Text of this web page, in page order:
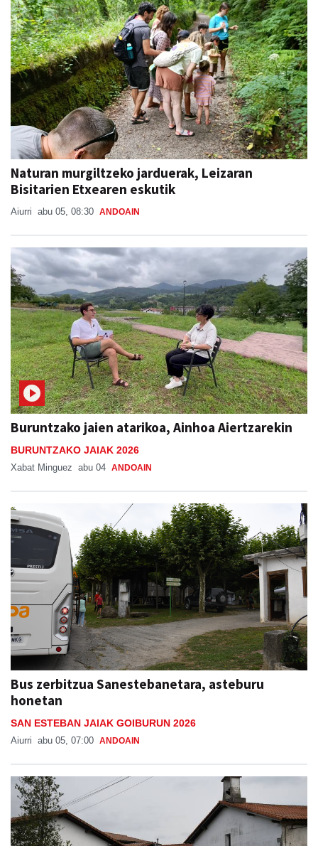
Naturan murgiltzeko jarduerak, Leizaran
Bisitarien Etxearen eskutik
Aiurri abu 05, 08:30 ANDOAIN
Buruntzako jaien atarikoa, Ainhoa Aiertzarekin
BURUNTZAKO JAIAK 2026
Xabat Minguez abu 04 ANDOAIN
Bus zerbitzua Sanestebanetara, asteburu
honetan
SAN ESTEBAN JAIAK GOIBURUN 2026
Aiurri abu 05, 07:00 ANDOAIN